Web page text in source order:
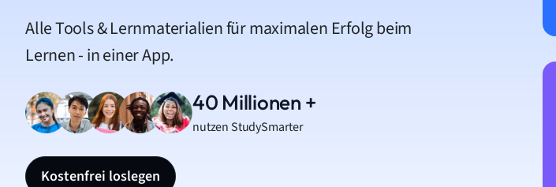
Alle Tools & Lernmaterialien für maximalen Erfolg beim
Lernen - in einer App.
40 Millionen +
nutzen StudySmarter
Kostenfrei loslegen